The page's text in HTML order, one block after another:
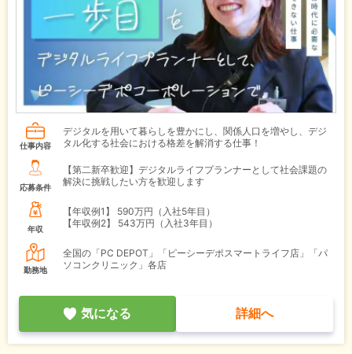
仕事内容
デジタルを用いて暮らしを豊かにし、関係人口を増やし、デジ
タル化する社会における格差を解消する仕事！
応募条件
【第二新卒歓迎】デジタルライフプランナーとして社会課題の
解決に挑戦したい方を歓迎します
年収
【年収例1】
590万円（入社5年目）
【年収例2】
543万円（入社3年目）
勤務地
全国の「PC DEPOT」「ピーシーデポスマートライフ店」「パ
ソコンクリニック」各店
気になる 詳細へ